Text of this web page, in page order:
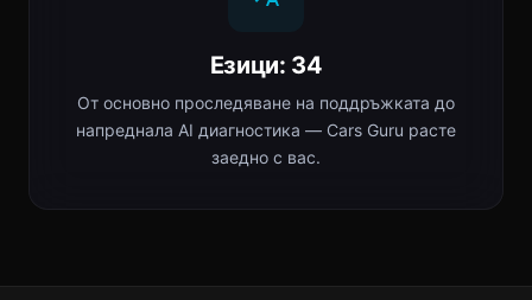
Езици: 34
От основно проследяване на поддръжката до
напреднала AI диагностика — Cars Guru расте
заедно с вас.